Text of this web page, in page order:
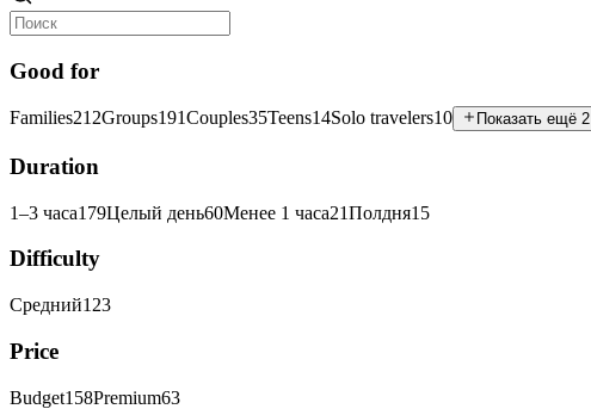
Good for
Families212Groups191Couples35Teens14Solo travelers10 Показать ещё 2
Duration
1–3 часа179Целый день60Менее 1 часа21Полдня15
Difficulty
Средний123
Price
Budget158Premium63